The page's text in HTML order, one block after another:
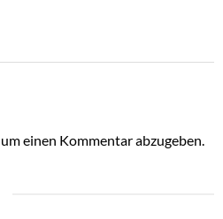
einen Kommentar abzugeben.